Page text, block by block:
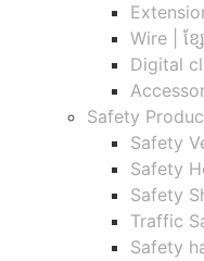
Wire | ខ្សែ
Digital
Safety
Safety
Safety
Safety
Traffic
Safety